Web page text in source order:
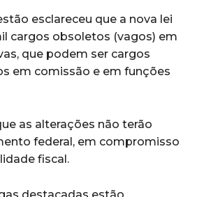
esclareceu que a nova lei
cargos obsoletos (vagos) em
que podem ser cargos
em comissão e em funções
as alterações não terão
federal, em compromisso
fiscal.
destacadas estão